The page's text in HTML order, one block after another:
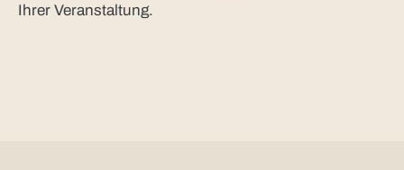
Ihrer Veranstaltung.